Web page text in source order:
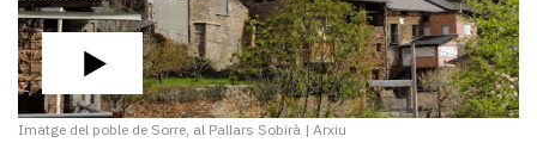
Imatge del poble de Sorre, al Pallars Sobirà | Arxiu